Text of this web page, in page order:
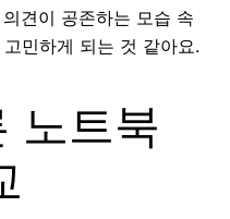
견이 공존하는 모습 속
민하게 되는 것 같아요.
노트북